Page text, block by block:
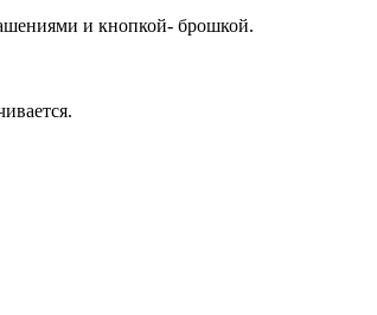
и кнопкой- брошкой.